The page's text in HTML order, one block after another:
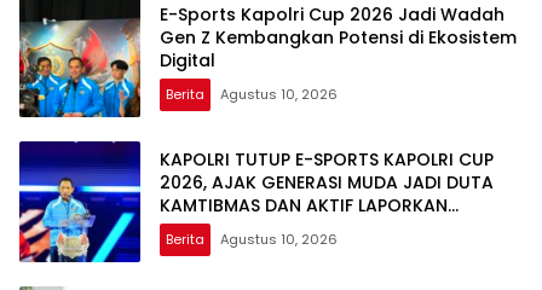
E-Sports Kapolri Cup 2026 Jadi Wadah
Gen Z Kembangkan Potensi di Ekosistem
Digital
Berita Agustus 10, 2026
KAPOLRI TUTUP E-SPORTS KAPOLRI CUP
2026, AJAK GENERASI MUDA JADI DUTA
KAMTIBMAS DAN AKTIF LAPORKAN
GANGGUAN KE 110
Berita Agustus 10, 2026